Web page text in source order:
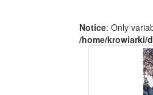
Notice: Only
/home/krowiarki/